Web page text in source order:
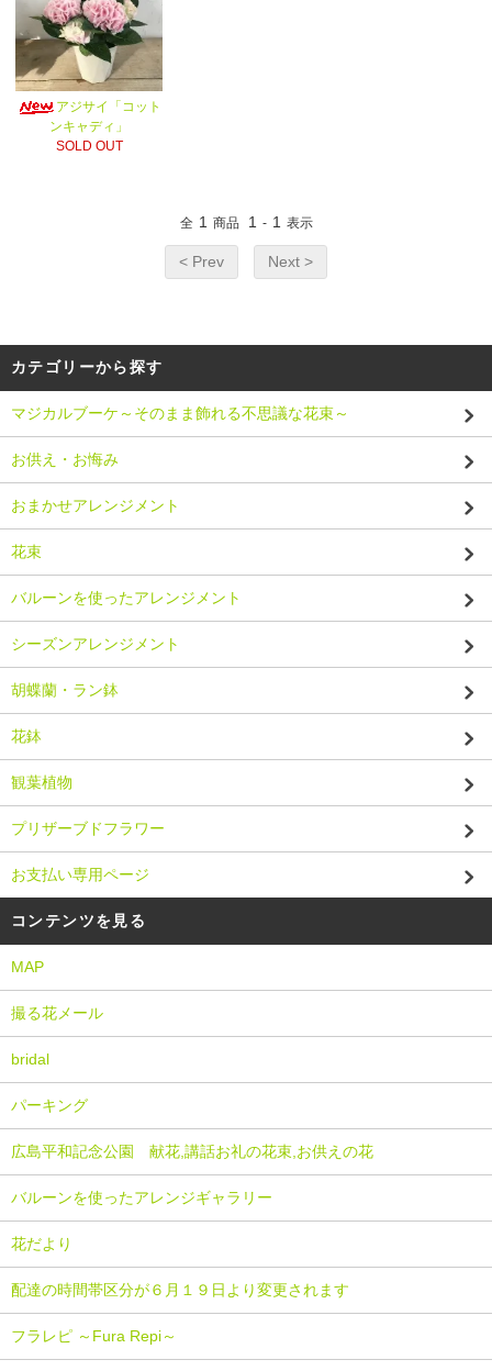
アジサイ「コット
ンキャディ」
SOLD OUT
全 1 商品 1 - 1 表示
< Prev Next >
カテゴリーから探す
マジカルブーケ～そのまま飾れる不思議な花束～
お供え・お悔み
おまかせアレンジメント
花束
バルーンを使ったアレンジメント
シーズンアレンジメント
胡蝶蘭・ラン鉢
花鉢
観葉植物
プリザーブドフラワー
お支払い専用ページ
コンテンツを見る
MAP
撮る花メール
bridal
パーキング
広島平和記念公園 献花,講話お礼の花束,お供えの花
バルーンを使ったアレンジギャラリー
花だより
配達の時間帯区分が６月１９日より変更されます
フラレピ ～Fura Repi～